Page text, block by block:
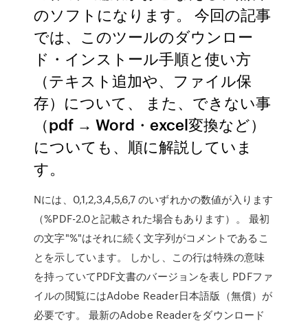
のソフトになります。 今回の記事
では、このツールのダウンロー
ド・インストール手順と使い方
（テキスト追加や、ファイル保
存）について、 また、できない事
（pdf → Word・excel変換など）
についても、順に解説していま
す。
Nには、0,1,2,3,4,5,6,7 のいずれかの数値が入ります
（%PDF-2.0と記載された場合もあります）。 最初
の文字"%"はそれに続く文字列がコメントであるこ
とを示しています。 しかし、この行は特殊の意味
を持っていてPDF文書のバージョンを表し PDFファ
イルの閲覧にはAdobe Reader日本語版（無償）が
必要です。 最新のAdobe Readerをダウンロード